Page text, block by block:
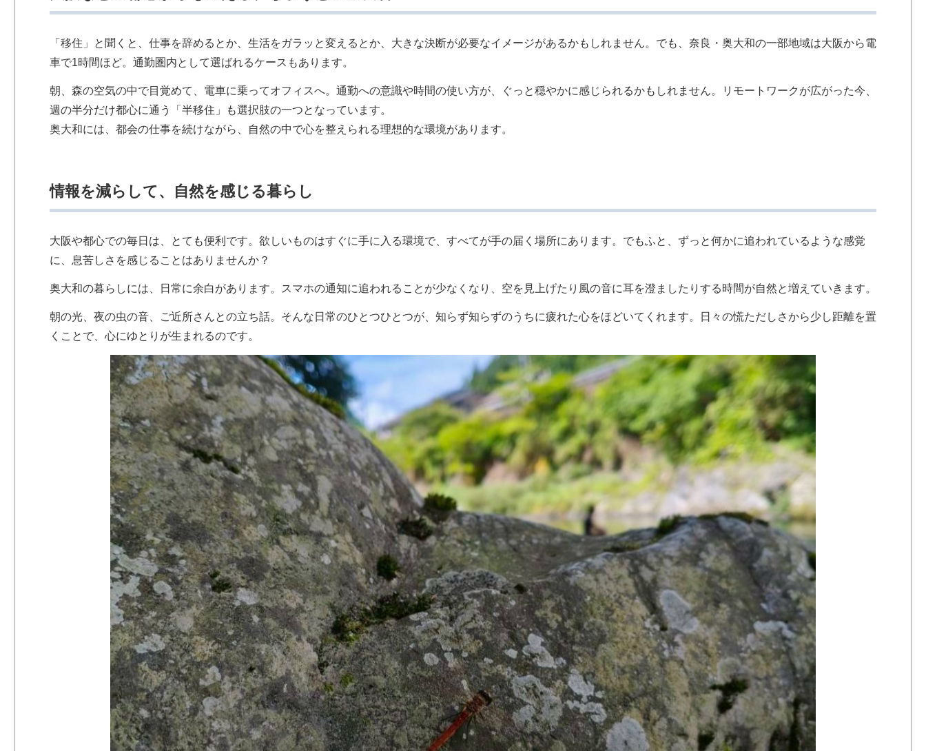
「移住」と聞くと、仕事を辞めるとか、生活をガラッと変えるとか、大きな決断が必要なイメージがあるかもしれません。でも、奈良・奥大和の一部地域は大阪から電
車で1時間ほど。通勤圏内として選ばれるケースもあります。
朝、森の空気の中で目覚めて、電車に乗ってオフィスへ。通勤への意識や時間の使い方が、ぐっと穏やかに感じられるかもしれません。リモートワークが広がった今、
週の半分だけ都心に通う「半移住」も選択肢の一つとなっています。
奥大和には、都会の仕事を続けながら、自然の中で心を整えられる理想的な環境があります。
情報を減らして、自然を感じる暮らし
大阪や都心での毎日は、とても便利です。欲しいものはすぐに手に入る環境で、すべてが手の届く場所にあります。でもふと、ずっと何かに追われているような感覚
に、息苦しさを感じることはありませんか？
奥大和の暮らしには、日常に余白があります。スマホの通知に追われることが少なくなり、空を見上げたり風の音に耳を澄ましたりする時間が自然と増えていきます。
朝の光、夜の虫の音、ご近所さんとの立ち話。そんな日常のひとつひとつが、知らず知らずのうちに疲れた心をほどいてくれます。日々の慌ただしさから少し距離を置
くことで、心にゆとりが生まれるのです。